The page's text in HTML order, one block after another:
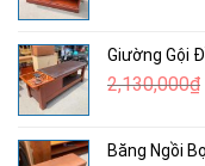
Giường Gội
2,130,000₫
Băng Ngồi